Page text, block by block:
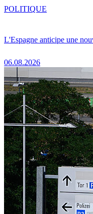
L'Espagne anticipe une
06.08.2026
POLITIQUE